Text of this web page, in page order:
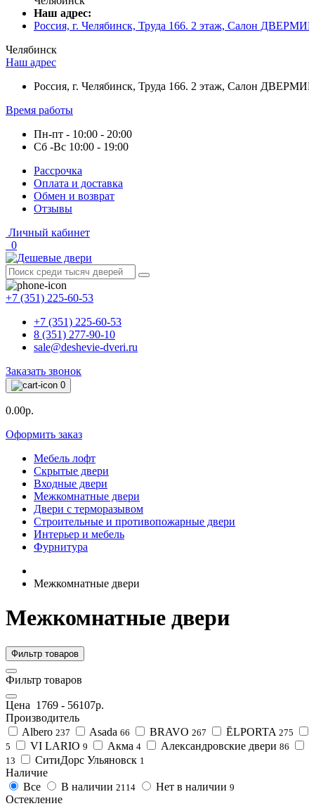
Наш адрес:
Россия, г. Челябинск, Труда 166. 2 этаж, Салон
Челябинск
Наш адрес
Россия, г. Челябинск, Труда 166. 2 этаж, Салон
Время работы
Пн-пт - 10:00 - 20:00
Сб -Вс 10:00 - 19:00
Рассрочка
Оплата и доставка
Обмен и возврат
Отзывы
Личный кабинет
0
+7 (351) 225-60-53
+7 (351) 225-60-53
8 (351) 277-90-10
sale@deshevie-dveri.ru
Заказать звонок
0
0.00р.
Оформить заказ
Мебель лофт
Скрытые двери
Входные двери
Межкомнатные двери
Двери с терморазывом
Строительные и противопожарные двери
Интерьер и мебель
Фурнитура
Межкомнатные двери
Межкомнатные двери
Фильтр товаров
Фильтр товаров
Цена 1769 - 56107р.
Производитель
Albero 237 Asada 66 BRAVO 267 ĒLPORTA 275
5 VI LARIO 9 Акма 4 Александровские двери 86
13 СитиДорс Ульяновск 1
Наличие
Все
В наличии 2114 Нет в наличии 9
Остекление